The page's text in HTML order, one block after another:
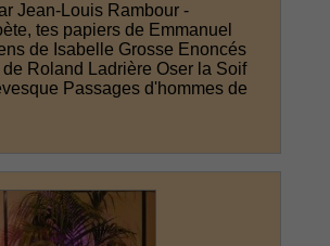
Jean-Louis Rambour -
tes papiers de Emmanuel
de Isabelle Grosse Enoncés
Roland Ladrière Oser la Soif
Passages d'hommes de